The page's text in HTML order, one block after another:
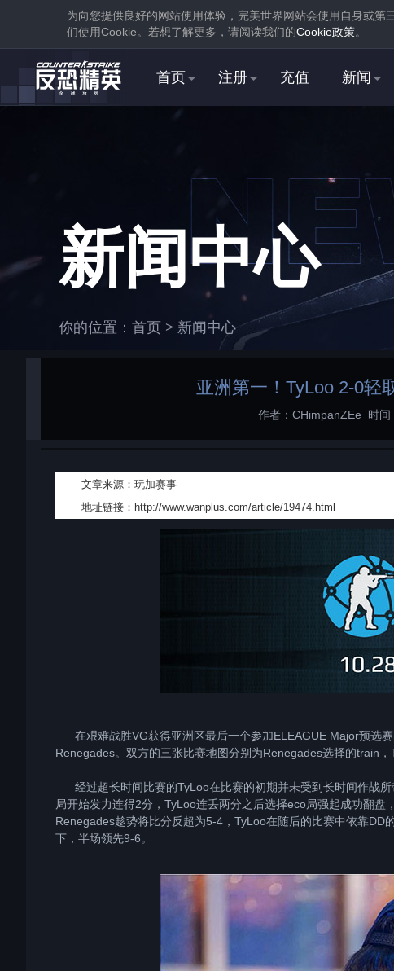
为向您提供良好的网站使用体验，完美世界网站会使用自身或第
们使用Cookie。若想了解更多，请阅读我们的Cookie政策。
首页 注册 充值 新闻
注册
1
在游戏库中找到并 下载
打
新闻中心
你的位置： 首页 > 新闻中心
亚洲第一！TyLoo 2-0轻
作者：CHimpanZEe 时间
文章来源：玩加赛事
地址链接： http://www.wanplus.com/article/19474.html
在艰难战胜VG获得亚洲区最后一个参加ELEAGUE Major预选
Renegades。双方的三张比赛地图分别为Renegades选择的train，
经过超长时间比赛的TyLoo在比赛的初期并未受到长时间作战
局开始发力连得2分，TyLoo连丢两分之后选择eco局强起成功翻
Renegades趁势将比分反超为5-4，TyLoo在随后的比赛中依靠
下，半场领先9-6。